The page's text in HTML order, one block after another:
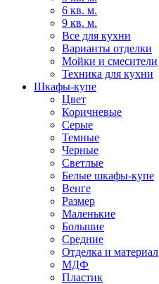
6 кв. м.
9 кв. м.
Все для кухни
Варианты отделки
Мойки и смесители
Техника для кухни
Шкафы-купе
Цвет
Коричневые
Серые
Темные
Черные
Светлые
Белые шкафы-купе
Венге
Размер
Маленькие
Большие
Средние
Отделка и материал
МДФ
Пластик